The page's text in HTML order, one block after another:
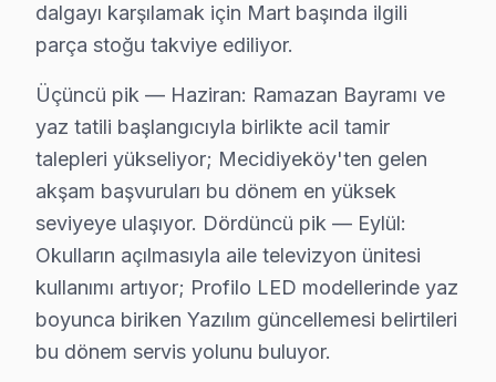
Sunduğumuz kurulum seçenekleri:
• Şişli'de LED TV duvar askısı montajı (sabit, eğimli,
• Şişli servisimizde gizli kablo düzeni ve kanal montajı
• Şişli'de HDMI, ses sistemi ve uydu bağlantı
• Şişli'de Smart görüntüleme sistemi ağ
• Şişli servisimizde ekran kalibrasyon ve görüntü
Profilo televizyon paneli'nizin ilk açılışından itibaren
Şişli Profilo TV Bakım Hizmeti – Arızaları
Düzenli bakım, Profilo televizyonunuzun ömrünü
TV bakım hizmetlerimiz:
dalgayı karşılamak için Mart başında ilgili
parça stoğu takviye ediliyor.
Üçüncü pik — Haziran: Ramazan Bayramı ve
yaz tatili başlangıcıyla birlikte acil tamir
talepleri yükseliyor; Mecidiyeköy'ten gelen
akşam başvuruları bu dönem en yüksek
seviyeye ulaşıyor. Dördüncü pik — Eylül:
Okulların açılmasıyla aile televizyon ünitesi
kullanımı artıyor; Profilo LED modellerinde yaz
boyunca biriken Yazılım güncellemesi belirtileri
bu dönem servis yolunu buluyor.